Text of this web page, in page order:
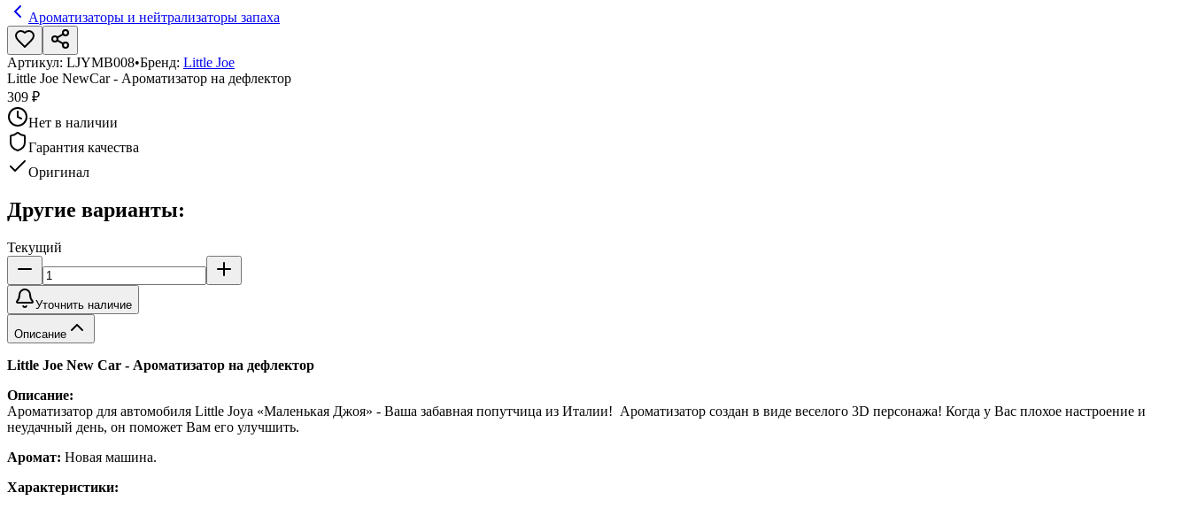
Ароматизаторы и нейтрализаторы запаха
Артикул: LJYMB008•Бренд: Little Joe
Little Joe NewCar - Ароматизатор на дефлектор
309 ₽
Нет в наличии
Гарантия качества
Оригинал
Другие варианты:
Текущий
Уточнить наличие
Описание
Little Joe New Car - Ароматизатор на дефлектор
Описание:
Ароматизатор для автомобиля Little Joya «Маленькая Джоя» - Ваша забавная попутчица из Италии! Ароматизатор создан в виде веселого 3D персонажа! Когда у Вас плохое настроение и
неудачный день, он поможет Вам его улучшить.
Аромат: Новая машина.
Характеристики: